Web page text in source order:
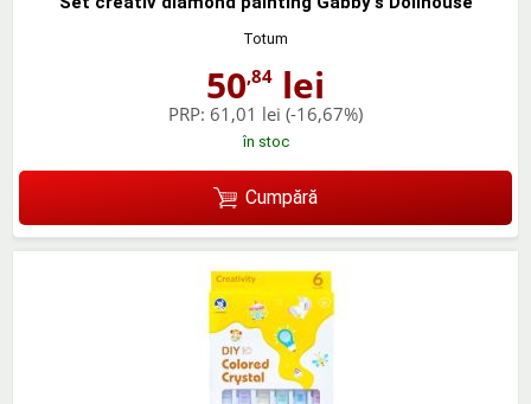
Totum
50,84 lei
PRP: 61,01 lei (-16,67%)
în stoc
Cumpără